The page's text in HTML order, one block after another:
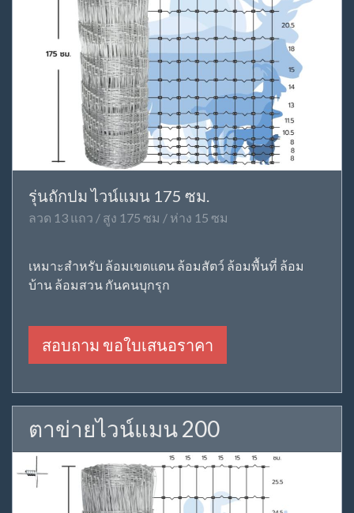
รุ่นถักปม ไวน์แมน 175 ซม.
ลวด 13 แถว / สูง 175 ซม / ห่าง 15 ซม
เหมาะสำหรับ ล้อมเขตแดน ล้อมสัตว์ ล้อมพื้นที่ ล้อม
บ้าน ล้อมสวน กันคนบุกรุก
สอบถาม ขอใบเสนอราคา
ตาข่ายไวน์แมน 200